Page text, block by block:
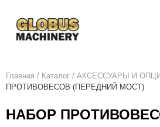
Главная / Каталог / АКСЕСCУАРЫ И
ПРОТИВОВЕСОВ (ПЕРЕДНИЙ МОСТ)
НАБОР